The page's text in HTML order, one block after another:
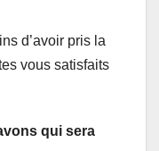
d’avoir pris la
vous satisfaits
qui sera